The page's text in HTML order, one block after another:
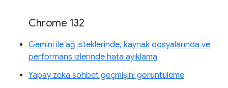
Chrome 132
Gemini ile ağ isteklerinde, kaynak dosyalarında ve
performans izlerinde hata ayıklama
Yapay zeka sohbet geçmişini görüntüleme